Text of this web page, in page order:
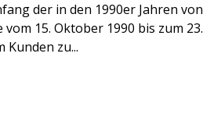
der in den 1990er Jahren von
15. Oktober 1990 bis zum 23.
zu...